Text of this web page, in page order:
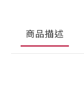
商品描述